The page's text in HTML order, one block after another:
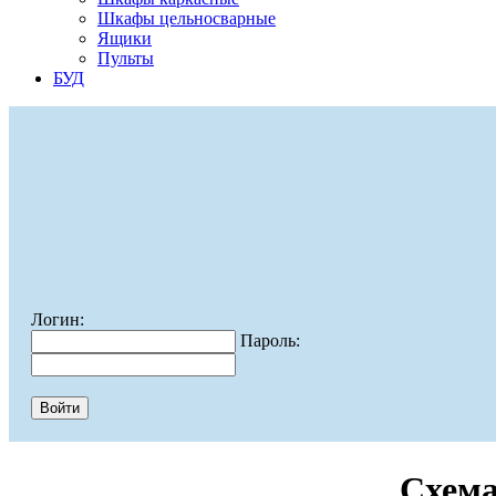
Шкафы цельносварные
Ящики
Пульты
БУД
Логин:
Пароль: